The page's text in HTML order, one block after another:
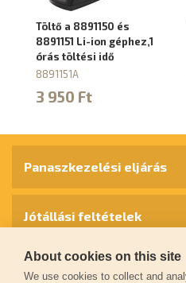
Töltő a 8891150 és
8891151 Li-ion géphez,1
órás töltési idő
8891151A
3 950 Ft
Panaszkezelési eljárás
Jótállási feltételek
Személyes adatok védelme
About cookies on this site
We use cookies to collect and